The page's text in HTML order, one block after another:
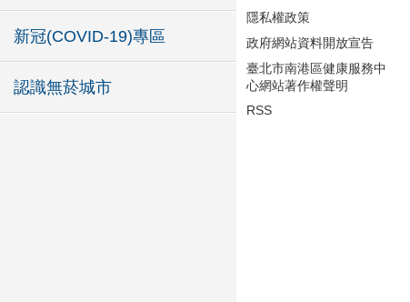
新冠(COVID-19)專區
認識無菸城市
隱私權政策
政府網站資料開放宣告
臺北市南港區健康服務中
心網站著作權聲明
RSS